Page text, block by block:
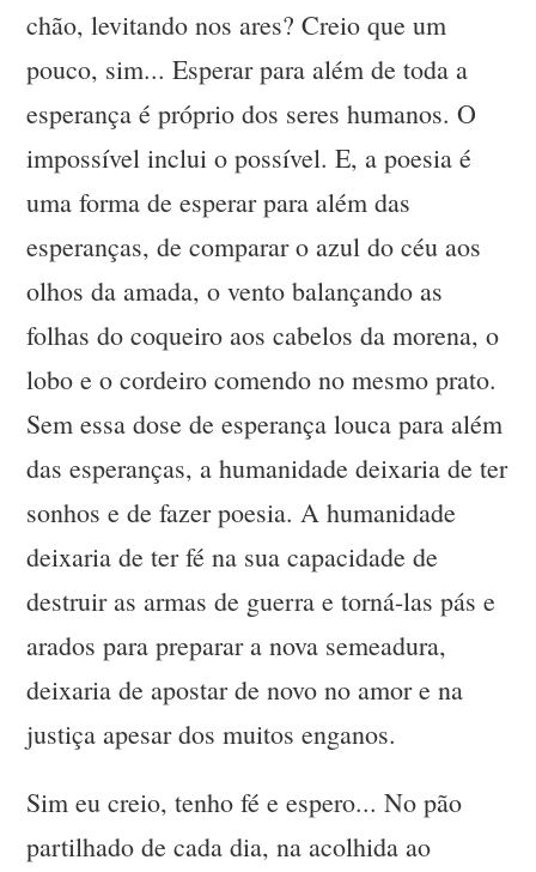
chão, levitando nos ares? Creio que um
pouco, sim... Esperar para além de toda a
esperança é próprio dos seres humanos. O
impossível inclui o possível. E, a poesia é
uma forma de esperar para além das
esperanças, de comparar o azul do céu aos
olhos da amada, o vento balançando as
folhas do coqueiro aos cabelos da morena, o
lobo e o cordeiro comendo no mesmo prato.
Sem essa dose de esperança louca para além
das esperanças, a humanidade deixaria de ter
sonhos e de fazer poesia. A humanidade
deixaria de ter fé na sua capacidade de
destruir as armas de guerra e torná-las pás e
arados para preparar a nova semeadura,
deixaria de apostar de novo no amor e na
justiça apesar dos muitos enganos.
Sim eu creio, tenho fé e espero... No pão
partilhado de cada dia, na acolhida ao